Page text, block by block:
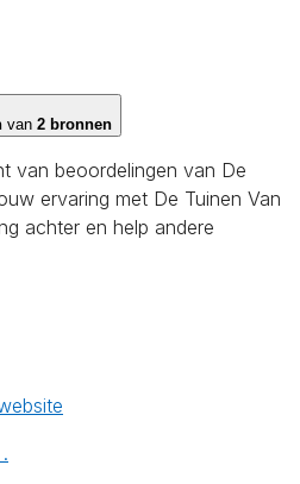
van 2 bronnen
van beoordelingen van De
ervaring met De Tuinen Van
achter en help andere